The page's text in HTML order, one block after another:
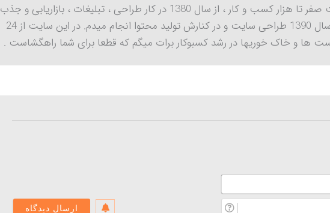
مدیر و مدرس سایت صفر تا هزار کسب و کار ، از سال 1380 در کار طراحی ، تبلیغات ، بازاریابی و جذب
مشتری هستم ، از سال 1390 طراحی سایت و در کنارش تولید محتوا انجام میدم. در این سایت از 24
ها و خاک خوریها در رشد کسبوکار برات میگم که قطعا برای شما راهگشاست .
و